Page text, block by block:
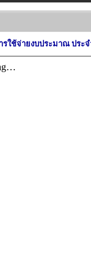
รใช้จ่ายงบประมาณ ประ